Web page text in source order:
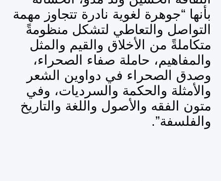
بأنها “جوهرة لغوية نادرة تتجاوز مهمة
التواصل والتعاطي لتشكل منظومةً
متكاملةً من الأخلاق والقيم والمثل
والمفاهيم، حاملة صفاء الصحراء،
وصدق الصحراء في دواوين الشعر
والأمثلة والحكمة والسرديات، وفي
متون الفقه والأصول واللغة والتاريخ
والفلسفة”.